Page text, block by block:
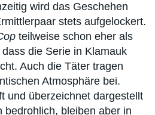
wird das Geschehen
stets aufgelockert.
teilweise schon eher als
die Serie in Klamauk
Auch die Täter tragen
Atmosphäre bei.
und überzeichnet dargestellt
bedrohlich, bleiben aber in